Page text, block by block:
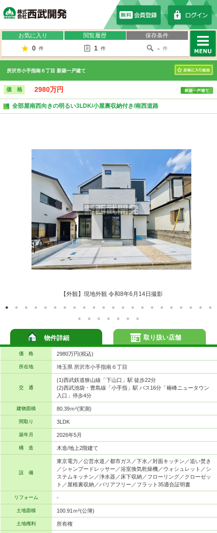
お気に入り
0 件
閲覧履歴
1 件
保存条件
- 件
MENU
所沢市小手指南６丁目 新築一戸建て
お気に入り
価 格 2980万円
全部屋南西向きの明るい3LDK/小屋裏収納付き/南西道路
【外観】現地外観 令和8年6月14日撮影
物件詳細
価 格 2980万円(税込)
所在地 埼玉県 所沢市小手指南６丁目
交 通
(1)西武鉄道狭山線「下山口」駅 徒歩22分
(2)西武池袋・豊島線「小手指」駅 バス16分「椿峰ニュータウン
入口」停歩4分
建物面積 80.39ｍ²(実測)
間取り 3LDK
築年月 2026年5月
構 造 木造/地上2階建て
設 備
東京電力／公営水道／都市ガス／下水／対面キッチン／追い焚き
／シャンプードレッサー／浴室換気乾燥機／ウォシュレット／シ
ステムキッチン／浄水器／床下収納／フローリング／クローゼッ
ト／屋根裏収納／バリアフリー／フラット35適合証明書
リフォーム -
土地面積 100.91ｍ²(公簿)
土地権利 所有権
取り扱い店舗